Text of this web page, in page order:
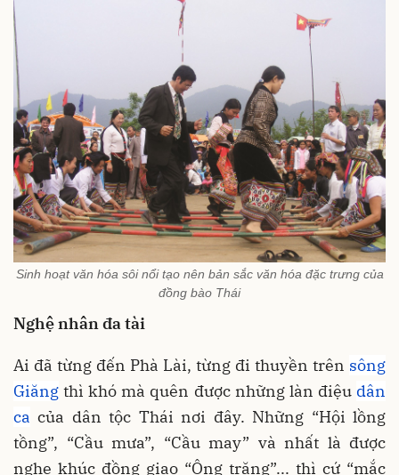
Sinh hoạt văn hóa sôi nổi tạo nên bản sắc văn hóa đặc trưng của
đồng bào Thái
Nghệ nhân đa tài
Ai đã từng đến Phà Lài, từng đi thuyền trên sông
Giăng thì khó mà quên được những làn điệu dân
ca của dân tộc Thái nơi đây. Những “Hội lồng
tồng”, “Cầu mưa”, “Cầu may” và nhất là được
nghe khúc đồng giao “Ông trăng”... thì cứ “mắc